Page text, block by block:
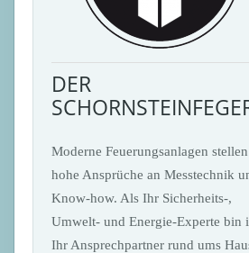
DER
Moderne Feuerungsanlagen stellen
hohe Ansprüche an Messtechnik
Know-how. Als Ihr Sicherheits-,
Umwelt- und Energie-Experte bin
Ihr Ansprechpartner rund ums